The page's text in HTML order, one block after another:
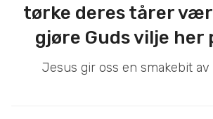
tørke deres tårer
gjøre Guds vilje her
Jesus gir oss en smakebit av